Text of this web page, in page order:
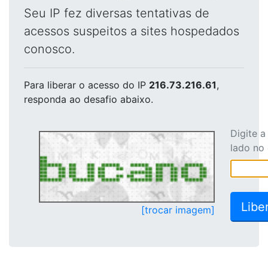
Seu IP fez diversas tentativas de
acessos suspeitos a sites hospedados
conosco.
Para liberar o acesso do IP 216.73.216.61,
responda ao desafio abaixo.
[trocar imagem]
Digite
lado no